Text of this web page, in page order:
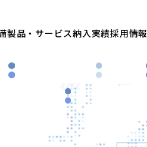
製品・サービス納入実績採用情報